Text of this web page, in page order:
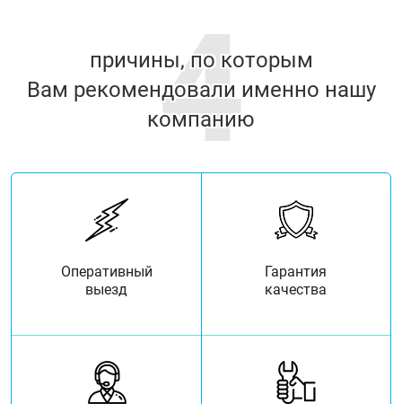
4
причины, по которым
Вам рекомендовали именно нашу
компанию
Оперативный
выезд
Гарантия
качества